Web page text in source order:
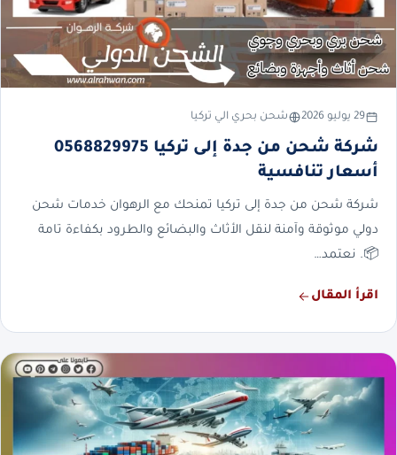
29 يوليو 2026 شحن بحري الي تركيا
شركة شحن من جدة إلى تركيا 0568829975
أسعار تنافسية
شركة شحن من جدة إلى تركيا تمنحك مع الرهوان خدمات شحن
دولي موثوقة وآمنة لنقل الأثاث والبضائع والطرود بكفاءة تامة
📦. نعتمد…
اقرأ المقال